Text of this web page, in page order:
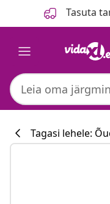
Tasuta
Tagasi lehele: